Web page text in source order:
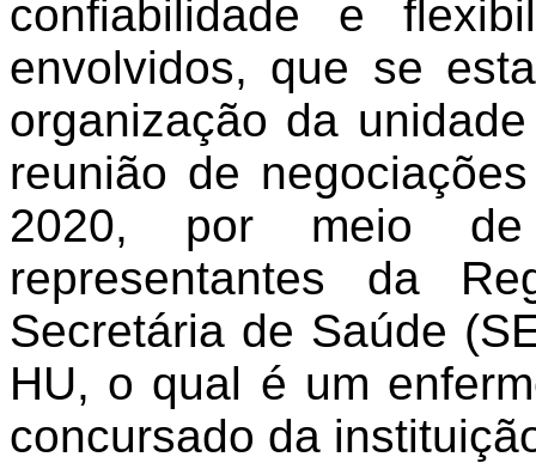
confiabilidade e
envolvidos, que se
organização da
reunião de
2020, por meio de
representantes da
Secretária de Saúde
HU, o qual é um
concursado da